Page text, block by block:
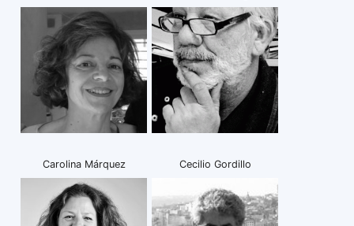
Carolina Márquez Cecilio Gordillo